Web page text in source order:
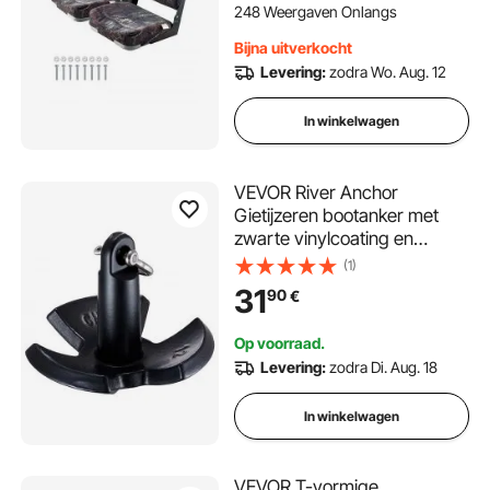
schepen, camouflagekleur (2
248 Weergaven Onlangs
Bijna uitverkocht
Levering:zodra Wo. Aug. 12
In winkelwagen
VEVOR River Anchor
Gietijzeren bootanker met
zwarte vinylcoating en
beugel 5,4 kg, marinekwaliteit
paddestoelanker voor boten
tot 3,05 m, uitstekende
meren
(1)
3190€
Op voorraad.
Levering:zodra Di. Aug. 18
In winkelwagen